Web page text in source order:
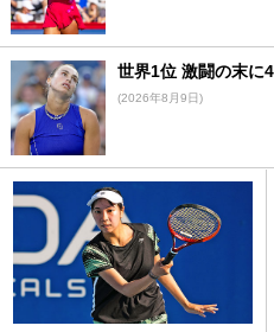
世界1位 激闘の末に
(2026年8月9日)